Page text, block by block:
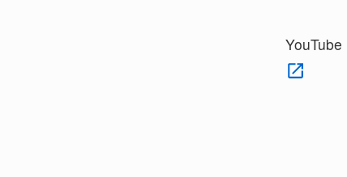
YouTube